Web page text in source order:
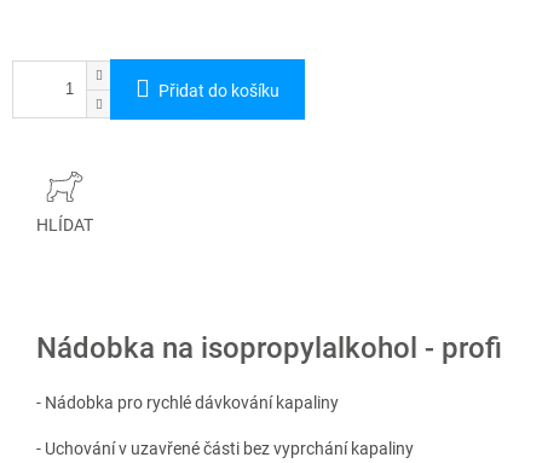
Přidat do košíku
HLÍDAT
Nádobka na isopropylalkohol - profi
- Nádobka pro rychlé dávkování kapaliny
- Uchování v uzavřené části bez vyprchání kapaliny